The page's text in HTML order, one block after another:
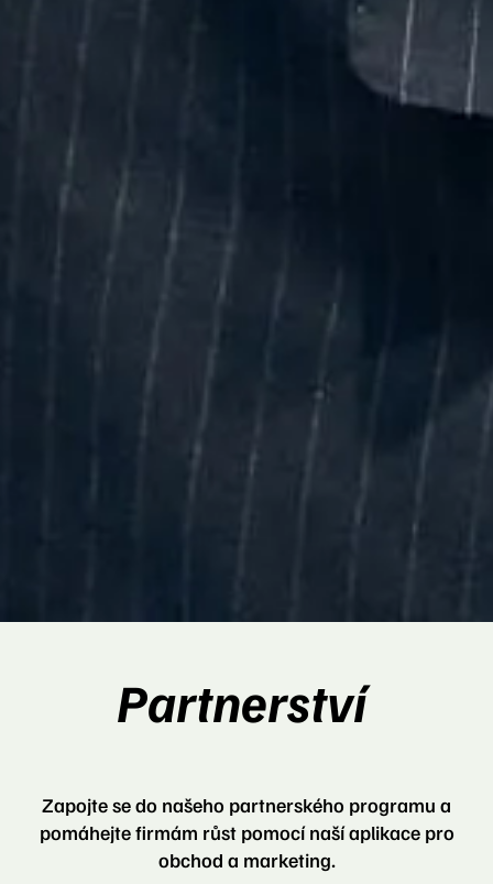
Partnerství
Zapojte se do našeho partnerského programu a
pomáhejte firmám růst pomocí naší aplikace pro
obchod a marketing.